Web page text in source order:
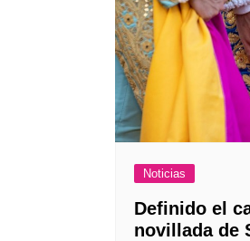
Noticias
Definido el
novillada de